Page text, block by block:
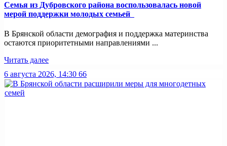
Семья из Дубровского района воспользовалась новой
мерой поддержки молодых семьей
В Брянской области демография и поддержка материнства
остаются приоритетными направлениями ...
Читать далее
6 августа 2026, 14:30 66